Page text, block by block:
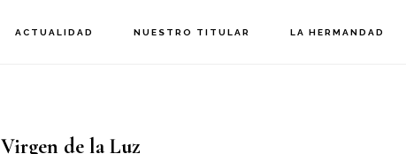
ACTUALIDAD NUESTRO TITULAR LA HERMANDAD
Virgen de la Luz